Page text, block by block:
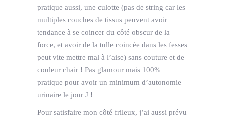
pratique aussi, une culotte (pas de string car les
multiples couches de tissus peuvent avoir
tendance à se coincer du côté obscur de la
force, et avoir de la tulle coincée dans les fesses
peut vite mettre mal à l’aise) sans couture et de
couleur chair ! Pas glamour mais 100%
pratique pour avoir un minimum d’autonomie
urinaire le jour J !
Pour satisfaire mon côté frileux, j’ai aussi prévu